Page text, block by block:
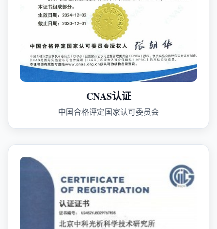
CNAS认证
中国合格评定国家认可委员会